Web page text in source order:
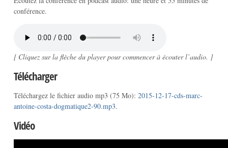
conférence.
[ Cliquez sur la flèche du player pour commencer à écouter l’audio. ]
Télécharger
Téléchargez le fichier audio mp3 (75 Mo): 2015-12-17-cds-marc-
antoine-costa-dogmatique2-90.mp3.
Vidéo